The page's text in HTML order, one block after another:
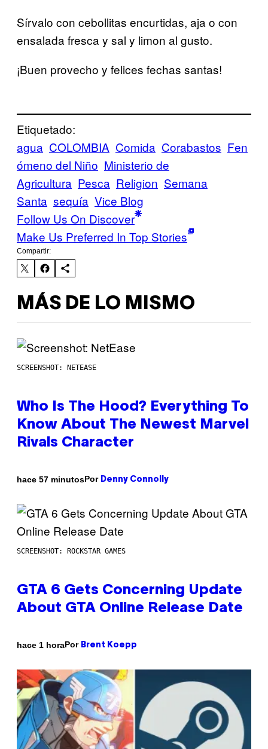
Sírvalo con cebollitas encurtidas, aja o con
ensalada fresca y sal y limon al gusto.
¡Buen provecho y felices fechas santas!
Etiquetado:
agua COLOMBIA Comida Corabastos Fen
ómeno del Niño Ministerio de
Agricultura Pesca Religion Semana
Santa sequía Vice Blog
Follow Us On Discover
Make Us Preferred In Top Stories
Compartir:
MÁS DE LO MISMO
SCREENSHOT: NETEASE
Who Is The Hood? Everything To
Know About The Newest Marvel
Rivals Character
hace 57 minutosPor Denny Connolly
SCREENSHOT: ROCKSTAR GAMES
GTA 6 Gets Concerning Update
About GTA Online Release Date
hace 1 horaPor Brent Koepp